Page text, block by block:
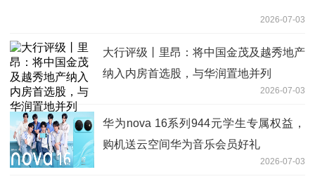
2026-07-03
大行评级丨里昂：将中国金茂及越秀地产
纳入内房首选股，与华润置地并列
2026-07-03
华为nova 16系列944元学生专属权益，
购机送云空间华为音乐会员好礼
2026-07-03